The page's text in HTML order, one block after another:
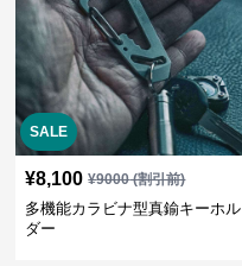
SALE
¥8,100 ¥9000(割引前)
多機能カラビナ型真鍮キーホル
ダー